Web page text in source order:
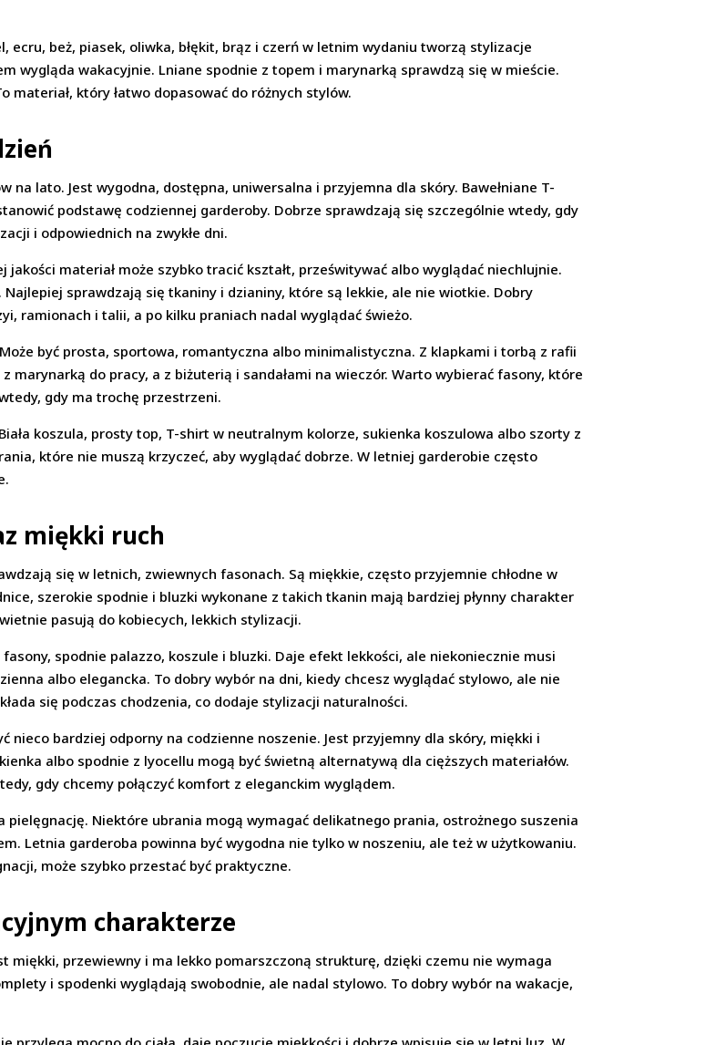
ecru, beż, piasek, oliwka, błękit, brąz i czerń w letnim wydaniu tworzą stylizacje
wygląda wakacyjnie. Lniane spodnie z topem i marynarką sprawdzą się w mieście.
materiał, który łatwo dopasować do różnych stylów.
na lato. Jest wygodna, dostępna, uniwersalna i przyjemna dla skóry. Bawełniane T-
podstawę codziennej garderoby. Dobrze sprawdzają się szczególnie wtedy, gdy
i odpowiednich na zwykłe dni.
jakości materiał może szybko tracić kształt, prześwitywać albo wyglądać niechlujnie.
Najlepiej sprawdzają się tkaniny i dzianiny, które są lekkie, ale nie wiotkie. Dobry
ramionach i talii, a po kilku praniach nadal wyglądać świeżo.
być prosta, sportowa, romantyczna albo minimalistyczna. Z klapkami i torbą z rafii
marynarką do pracy, a z biżuterią i sandałami na wieczór. Warto wybierać fasony, które
gdy ma trochę przestrzeni.
koszula, prosty top, T-shirt w neutralnym kolorze, sukienka koszulowa albo szorty z
które nie muszą krzyczeć, aby wyglądać dobrze. W letniej garderobie często
miękki ruch
się w letnich, zwiewnych fasonach. Są miękkie, często przyjemnie chłodne w
szerokie spodnie i bluzki wykonane z takich tkanin mają bardziej płynny charakter
pasują do kobiecych, lekkich stylizacji.
spodnie palazzo, koszule i bluzki. Daje efekt lekkości, ale niekoniecznie musi
albo elegancka. To dobry wybór na dni, kiedy chcesz wyglądać stylowo, ale nie
się podczas chodzenia, co dodaje stylizacji naturalności.
nieco bardziej odporny na codzienne noszenie. Jest przyjemny dla skóry, miękki i
albo spodnie z lyocellu mogą być świetną alternatywą dla cięższych materiałów.
gdy chcemy połączyć komfort z eleganckim wyglądem.
Niektóre ubrania mogą wymagać delikatnego prania, ostrożnego suszenia
Letnia garderoba powinna być wygodna nie tylko w noszeniu, ale też w użytkowaniu.
może szybko przestać być praktyczne.
charakterze
miękki, przewiewny i ma lekko pomarszczoną strukturę, dzięki czemu nie wymaga
i spodenki wyglądają swobodnie, ale nadal stylowo. To dobry wybór na wakacje,